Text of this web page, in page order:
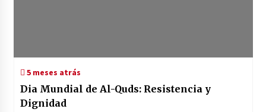
5 meses atrás
Dia Mundial de Al-Quds: Resistencia y
Dignidad